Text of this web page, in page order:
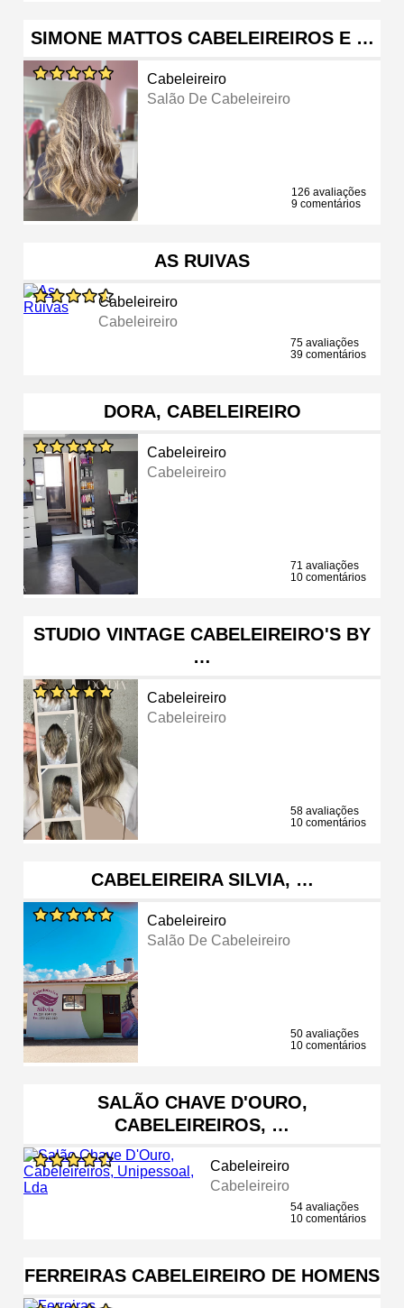
SIMONE MATTOS CABELEIREIROS E …
Cabeleireiro
Salão De Cabeleireiro
126 avaliações
9 comentários
AS RUIVAS
Cabeleireiro
Cabeleireiro
75 avaliações
39 comentários
DORA, CABELEIREIRO
Cabeleireiro
Cabeleireiro
71 avaliações
10 comentários
STUDIO VINTAGE CABELEIREIRO'S BY
…
Cabeleireiro
Cabeleireiro
58 avaliações
10 comentários
CABELEIREIRA SILVIA, …
Cabeleireiro
Salão De Cabeleireiro
50 avaliações
10 comentários
SALÃO CHAVE D'OURO,
CABELEIREIROS, …
Cabeleireiro
Cabeleireiro
54 avaliações
10 comentários
FERREIRAS CABELEIREIRO DE HOMENS